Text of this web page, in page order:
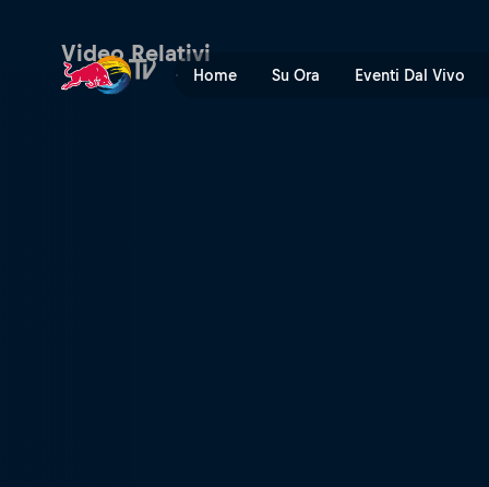
Home Su Ora Eventi Dal Vivo
Video Relativi